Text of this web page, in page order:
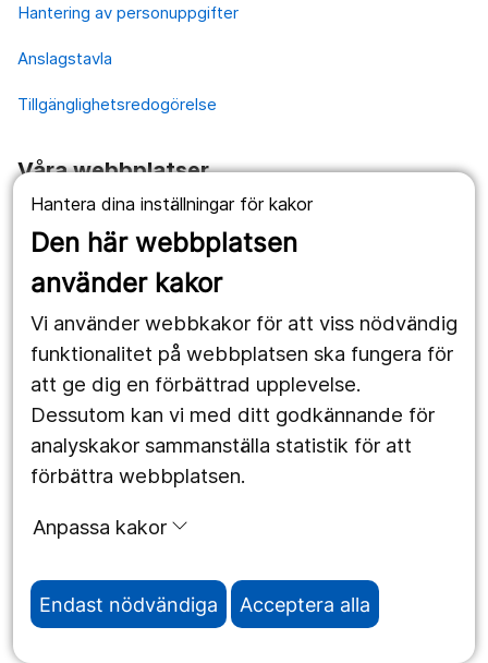
Hantera dina inställningar för kakor
Den här webbplatsen
använder kakor
Vi använder webbkakor för att viss nödvändig
funktionalitet på webbplatsen ska fungera för
att ge dig en förbättrad upplevelse.
Dessutom kan vi med ditt godkännande för
analyskakor sammanställa statistik för att
förbättra webbplatsen.
Anpassa kakor
Endast nödvändiga Acceptera alla
Hantering av personuppgifter
Anslagstavla
Tillgänglighetsredogörelse
Våra webbplatser
1177.se
Länstrafiken
Utveckling
Följ oss
Facebook